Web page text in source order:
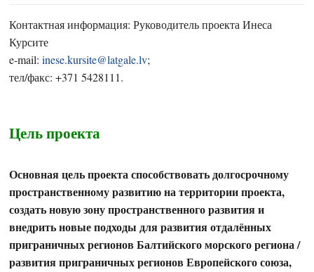
Контактная информация: Руководитель проекта Инеса
Курсите
e-mail:inese.kursite@latgale.lv;
тел/факс: +371 5428111.
Цель проекта
Основная цель проекта способствовать долгосрочному
пространственному развитию на территории проекта,
создать новую зону пространственного развития и
внедрить новые подходы для развития отдалённых
приграничных регионов Балтийского морского региона /
развития приграничных регионов Европейского союза,